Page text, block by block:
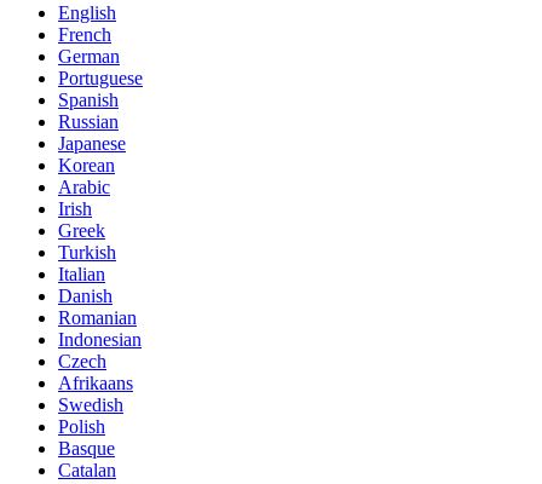
English
French
German
Portuguese
Spanish
Russian
Japanese
Korean
Arabic
Irish
Greek
Turkish
Italian
Danish
Romanian
Indonesian
Czech
Afrikaans
Swedish
Polish
Basque
Catalan